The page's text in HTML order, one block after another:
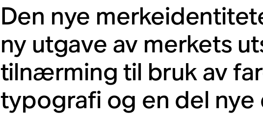
Den nye
ny utgave av merkets
tilnærming til bruk av
typografi og en del